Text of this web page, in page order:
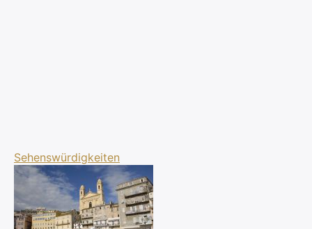
Sehenswürdigkeiten